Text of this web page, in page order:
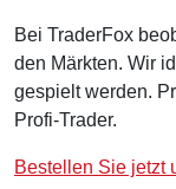
Bei TraderFox
den Märkten. Wir
gespielt werden.
Profi-Trader.
Bestellen Sie jetzt